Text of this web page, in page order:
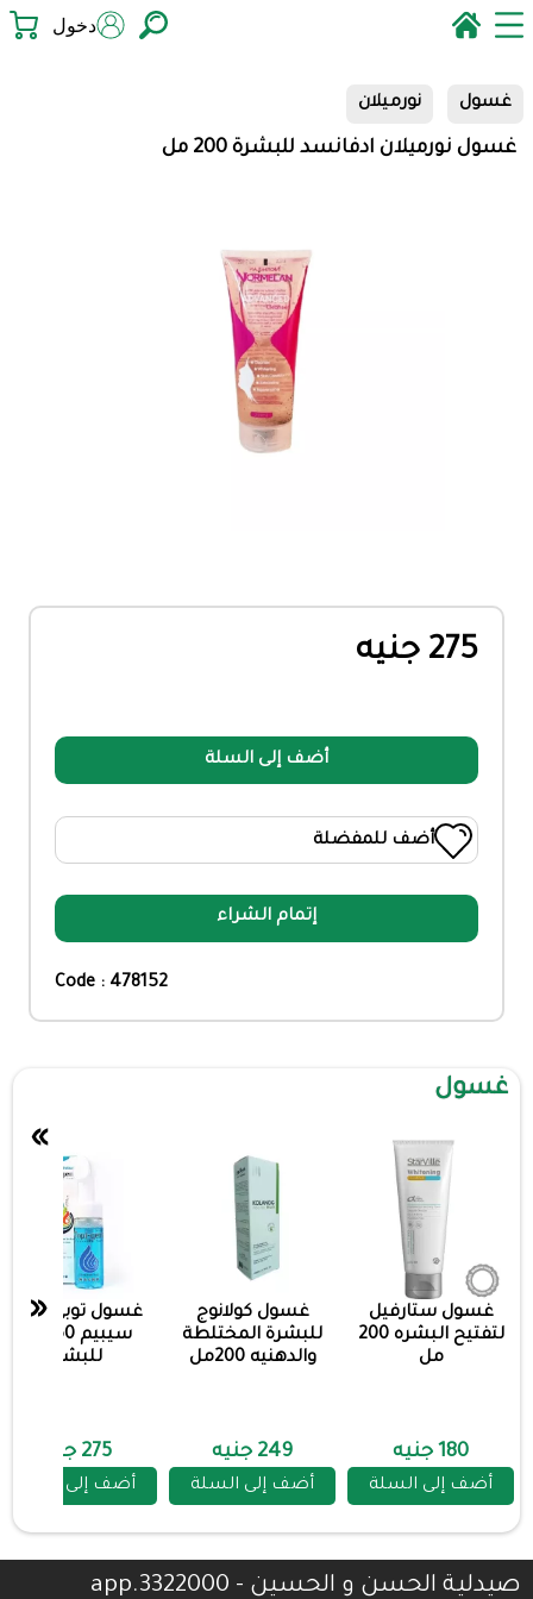
دخول
غسول نورميلان
غسول نورميلان ادفانسد للبشرة 200 مل
275 جنيه
أضف إلى السلة
أضف للمفضلة
إتمام الشراء
Code : 478152
غسول
غسول ستارفيل
لتفتيح البشره 200
مل
180 جنيه
أضف إلى السلة
غسول كولانوج
للبشرة المختلطة
والدهنيه 200مل
249 جنيه
أضف إلى السلة
غسول توبي جينت
للبشره
275 جنيه
أضف إلى السلة
»
«
صيدلية الحسن و الحسين - 3322000.app